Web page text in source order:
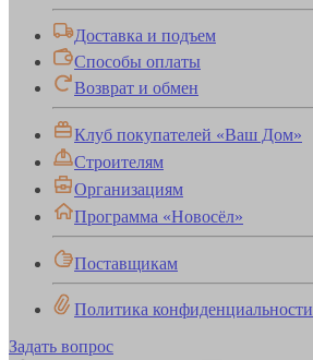
Доставка и подъем
Способы оплаты
Возврат и обмен
Клуб покупателей «Ваш Дом»
Строителям
Организациям
Программа «Новосёл»
Поставщикам
Политика конфиденциальности
Задать вопрос